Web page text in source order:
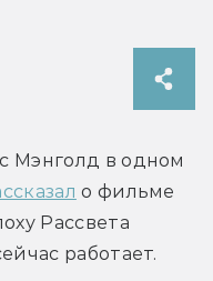
Мэнголд в одном
о фильме
Рассвета
работает.